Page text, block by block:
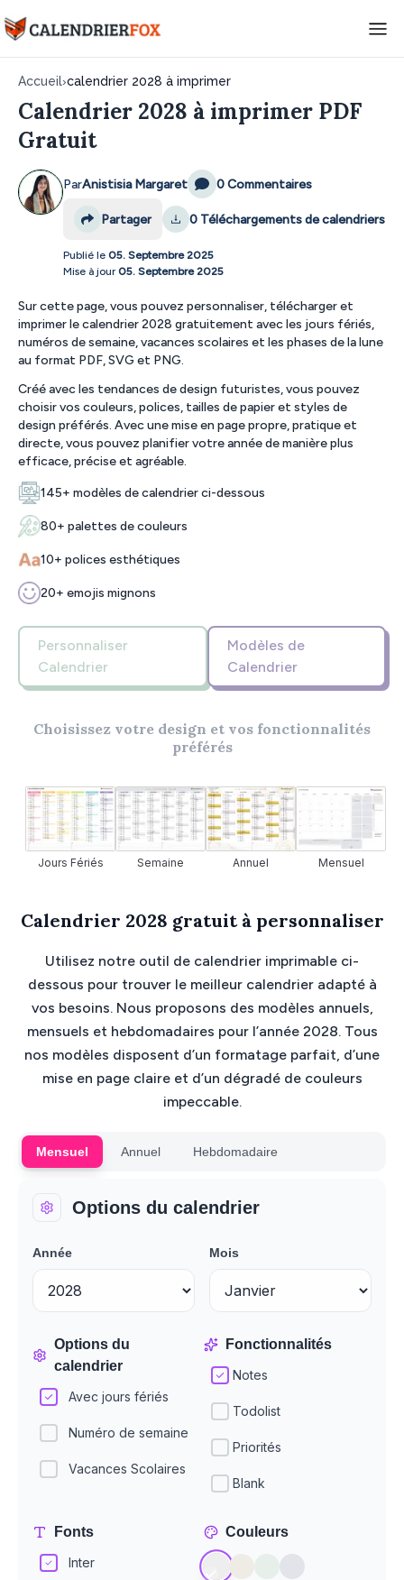
Accueil›calendrier 2028 à imprimer
Calendrier 2028 à imprimer PDF
Gratuit
ParAnistisia Margaret 0 Commentaires
Partager 0 Téléchargements de calendriers
Publié le 05. Septembre 2025
Mise à jour 05. Septembre 2025
Sur cette page, vous pouvez personnaliser, télécharger et
imprimer le calendrier 2028 gratuitement avec les jours fériés,
numéros de semaine, vacances scolaires et les phases de la lune
au format PDF, SVG et PNG.
Créé avec les tendances de design futuristes, vous pouvez
choisir vos couleurs, polices, tailles de papier et styles de
design préférés. Avec une mise en page propre, pratique et
directe, vous pouvez planifier votre année de manière plus
efficace, précise et agréable.
145+ modèles de calendrier ci-dessous
80+ palettes de couleurs
10+ polices esthétiques
20+ emojis mignons
Personnaliser
Calendrier
Modèles de
Calendrier
Choisissez votre design et vos fonctionnalités
préférés
Jours Fériés Semaine Annuel
Mensuel
Calendrier 2028 gratuit à personnaliser
Utilisez notre outil de calendrier imprimable ci-
dessous pour trouver le meilleur calendrier adapté à
vos besoins. Nous proposons des modèles annuels,
mensuels et hebdomadaires pour l’année 2028. Tous
nos modèles disposent d’un formatage parfait, d’une
mise en page claire et d’un dégradé de couleurs
impeccable.
Mensuel Annuel Hebdomadaire
Options du calendrier
Année Mois
Options du
calendrier
Avec jours fériés
Numéro de semaine
Vacances Scolaires
Fonctionnalités
Notes
Todolist
Priorités
Blank
Fonts
Inter
Couleurs